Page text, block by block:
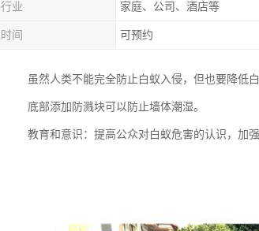
行业 家庭、公司、酒店等
时间 可预约
虽然人类不能完全防止白蚁入侵，但也要降低
底部添加防溅块可以防止墙体潮湿。
教育和意识：提高公众对白蚁危害的认识，加